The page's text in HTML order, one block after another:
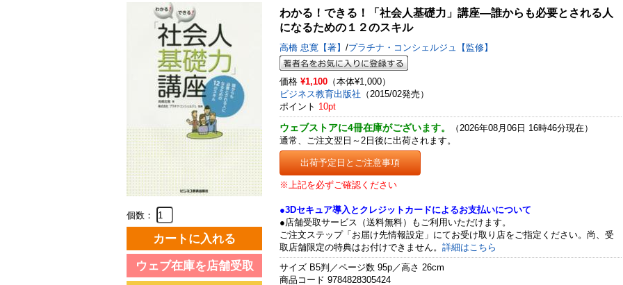
個数：
わかる！できる！「社会人基礎力」講座―誰からも必要とされる人
になるための１２のスキル
高橋 忠寛【著】 /プラチナ・コンシェルジュ【監修】
価格 ¥1,100 （本体¥1,000）
ビジネス教育出版社 （2015/02発売）
ポイント 10pt
ウェブストアに4冊在庫がございます。
（2026年08月06日 16時46分現在）
通常、ご注文翌日～2日後に出荷されます。
出荷予定日とご注意事項
※上記を必ずご確認ください
●3Dセキュア導入とクレジットカードによるお支払いについて
●店舗受取サービス（送料無料）もご利用いただけます。
ご注文ステップ「お届け先情報設定」にてお受け取り店をご指定ください。尚、受
取店舗限定の特典はお付けできません。 詳細はこちら
サイズ B5判／ページ数 95p／高さ 26cm
商品コード 9784828305424